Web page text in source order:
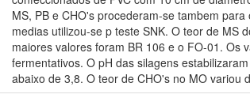
MS, PB e CHO's procederam-se tambem
medias utilizou-se p teste SNK. O teor de MS
maiores valores foram BR 106 e o FO-01. Os
fermentativos. O pH das silagens
abaixo de 3,8. O teor de CHO's no MO variou